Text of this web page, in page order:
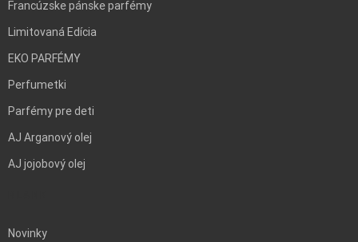
Francúzske pánske parfémy
Limitovaná Edícia
EKO PARFÉMY
Perfumetki
Parfémy pre deti
AJ Arganový olej
AJ jojobový olej
Novinky